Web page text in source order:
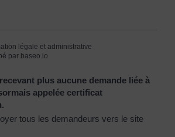
légale et administrative
par baseo.io
plus aucune demande liée à
appelée certificat
tous les demandeurs vers le site